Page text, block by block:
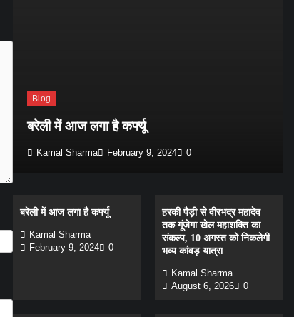
Blog
बरेली में आज लगा है कर्फ्यू
Kamal Sharma February 9, 2024 0
बरेली में आज लगा है कर्फ्यू
Kamal Sharma
February 9, 2024
0
हरकी पैड़ी से वीरभद्र महादेव
तक गूंजेगा खेल महाशक्ति का
संकल्प, 10 अगस्त को निकलेगी
भव्य कांवड़ यात्रा
Kamal Sharma
August 6, 2026
0